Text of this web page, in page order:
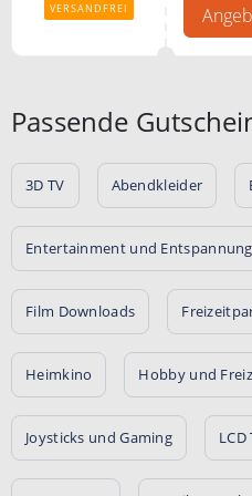
VERSANDFREI
Passende
3D TV Abendkleider
Entertainment und Entspannung
Film Downloads
Heimkino Hobby und
Joysticks und Gaming LCD